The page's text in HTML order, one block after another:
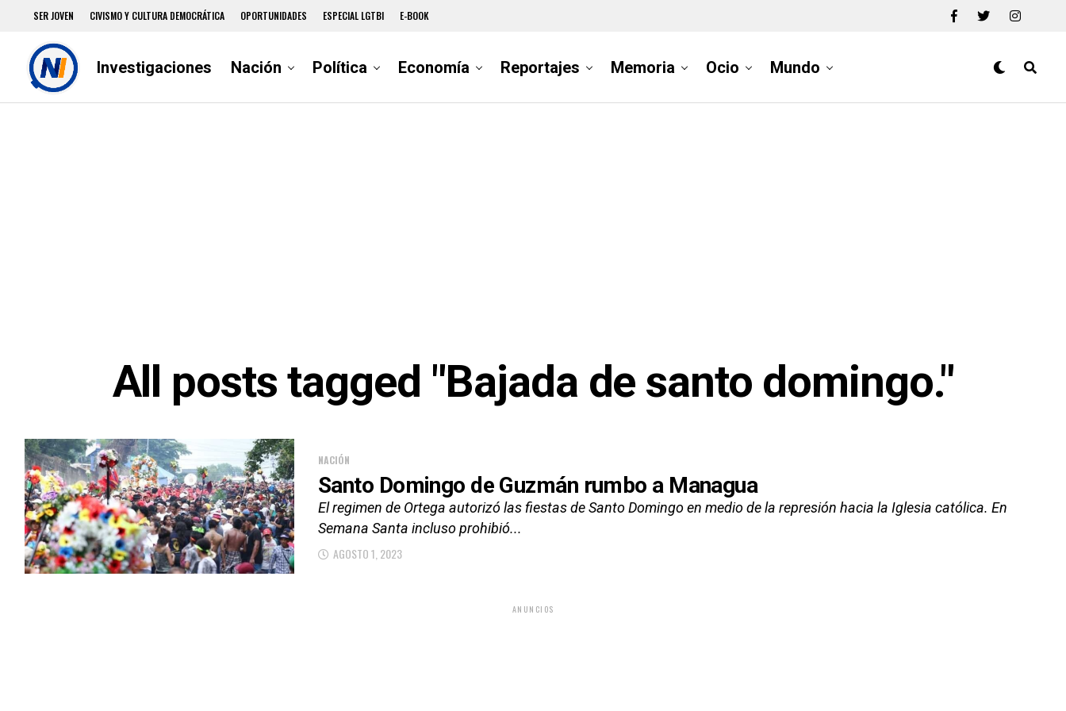
SER JOVEN CIVISMO Y CULTURA DEMOCRÁTICA OPORTUNIDADES ESPECIAL LGTBI E-BOOK
Investigaciones Nación Política Economía Reportajes Memoria Ocio Mundo
All posts tagged "Bajada de santo domingo."
NACIÓN
Santo Domingo de Guzmán rumbo a Managua
El regimen de Ortega autorizó las fiestas de Santo Domingo en medio de la represión hacia la Iglesia católica. En
Semana Santa incluso prohibió...
AGOSTO 1, 2023
ANUNCIOS